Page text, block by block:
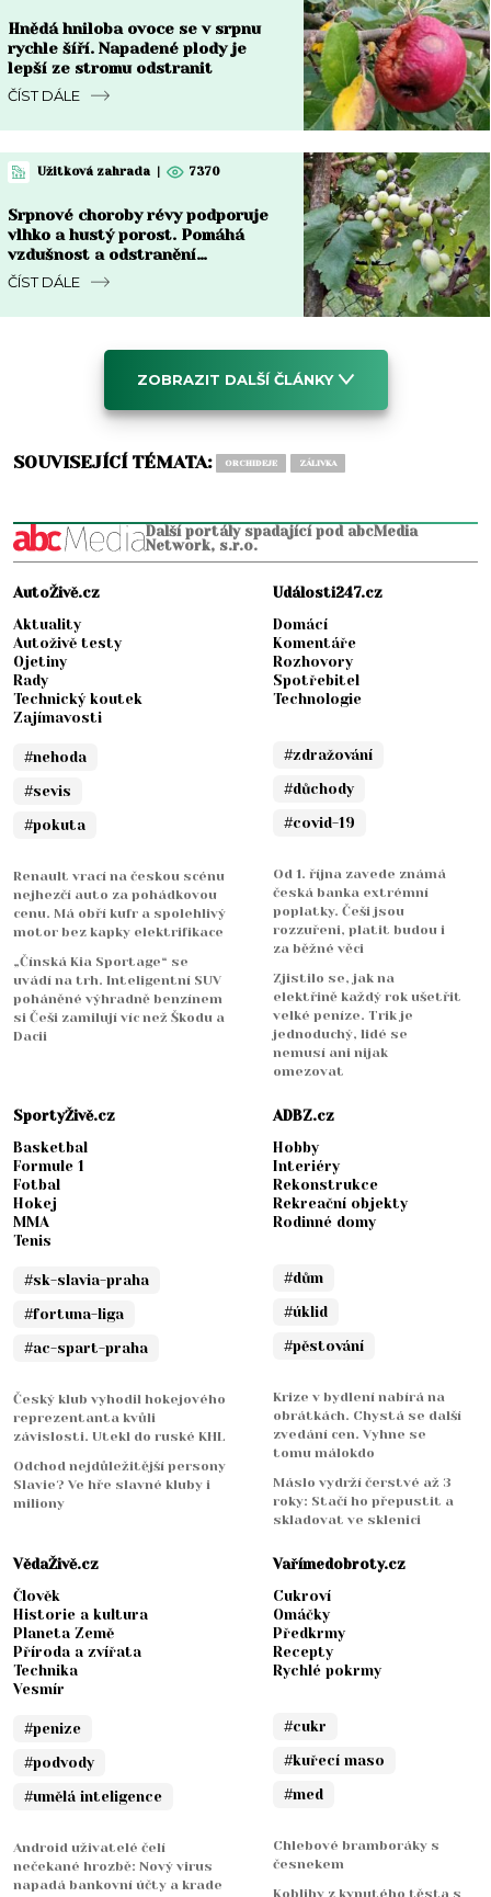
Hnědá hniloba ovoce se v srpnu
rychle šíří. Napadené plody je
lepší ze stromu odstranit
ČÍST DÁLE
Užitková zahrada 7370
Srpnové choroby révy podporuje
vlhko a hustý porost. Pomáhá
vzdušnost a odstranění
napadených částí
ČÍST DÁLE
ZOBRAZIT DALŠÍ ČLÁNKY
SOUVISEJÍCÍ TÉMATA: ORCHIDEJE ZÁLIVKA
Další portály spadající pod abcMedia
Network, s.r.o.
AutoŽivě.cz
Aktuality
Autoživě testy
Ojetiny
Rady
Technický koutek
Zajímavosti
#nehoda
#sevis
#pokuta
Renault vrací na českou scénu
nejhezčí auto za pohádkovou
cenu. Má obří kufr a spolehlivý
motor bez kapky elektrifikace
„Čínská Kia Sportage“ se
uvádí na trh. Inteligentní SUV
poháněné výhradně benzínem
si Češi zamilují víc než Škodu a
Dacii
Události247.cz
Domácí
Komentáře
Rozhovory
Spotřebitel
Technologie
#zdražování
#důchody
#covid-19
Od 1. října zavede známá
česká banka extrémní
poplatky. Češi jsou
rozzuřeni, platit budou i
za běžné věci
Zjistilo se, jak na
elektřině každý rok ušetřit
velké peníze. Trik je
jednoduchý, lidé se
nemusí ani nijak
omezovat
SportyŽivě.cz
Basketbal
Formule 1
Fotbal
Hokej
MMA
Tenis
#sk-slavia-praha
#fortuna-liga
#ac-spart-praha
Český klub vyhodil hokejového
reprezentanta kvůli
závislosti. Utekl do ruské KHL
Odchod nejdůležitější persony
Slavie? Ve hře slavné kluby i
miliony
ADBZ.cz
Hobby
Interiéry
Rekonstrukce
Rekreační objekty
Rodinné domy
#dům
#úklid
#pěstování
Krize v bydlení nabírá na
obrátkách. Chystá se další
zvedání cen. Vyhne se
tomu málokdo
Máslo vydrží čerstvé až 3
roky: Stačí ho přepustit a
skladovat ve sklenici
VědaŽivě.cz
Člověk
Historie a kultura
Planeta Země
Příroda a zvířata
Technika
Vesmír
#penize
#podvody
#umělá inteligence
Android uživatelé čelí
nečekané hrozbě: Nový virus
napadá bankovní účty a krade
Vařímedobroty.cz
Cukroví
Omáčky
Předkrmy
Recepty
Rychlé pokrmy
#cukr
#kuřecí maso
#med
Chlebové bramboráky s
česnekem
Koblihy z kynutého těsta s